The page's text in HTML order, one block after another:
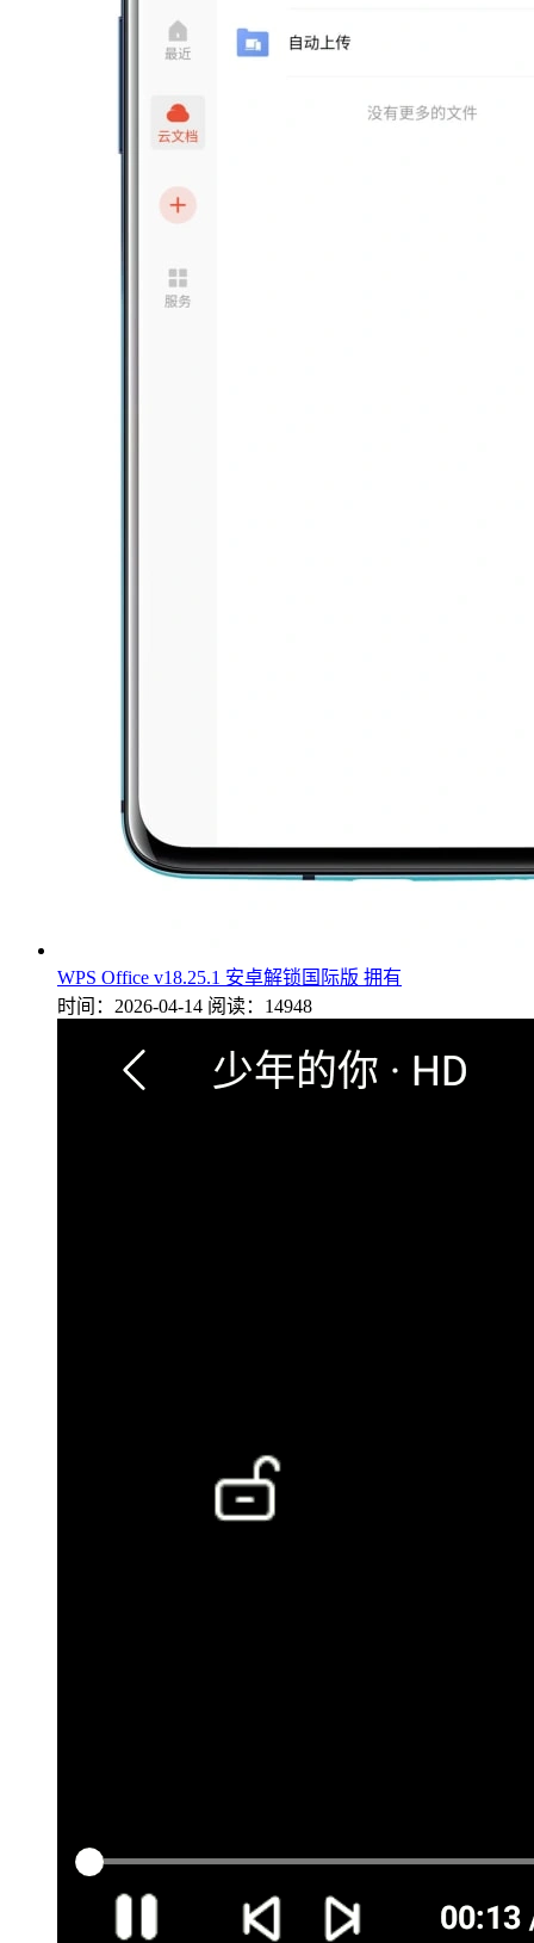
WPS Office v18.25.1 安卓解锁国际版 拥有
时间：2026-04-14 阅读：14948